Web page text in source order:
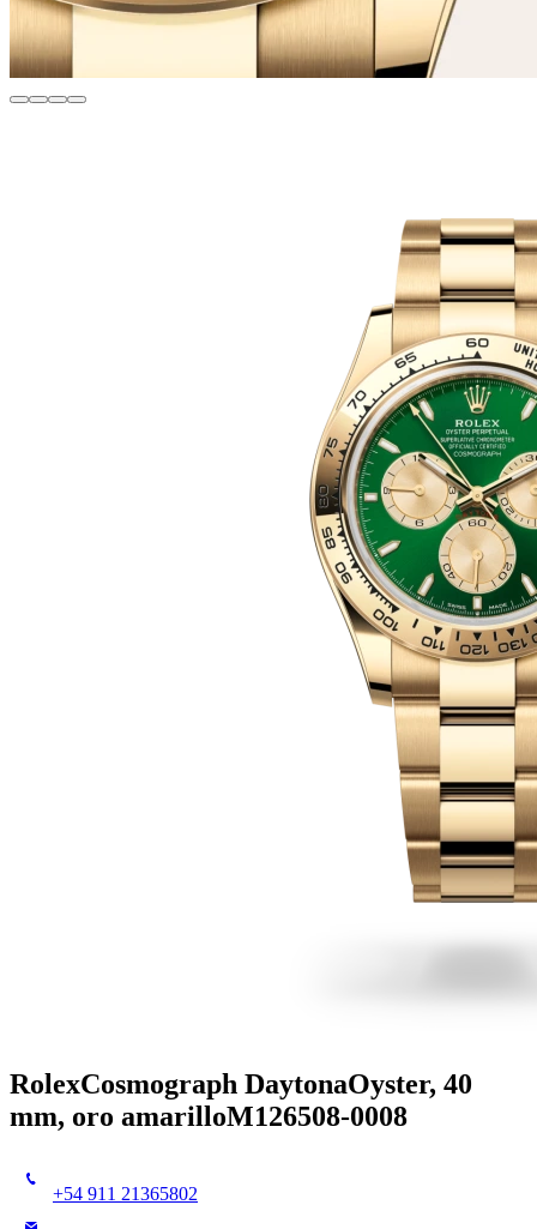
RolexCosmograph DaytonaOyster, 40
mm, oro amarilloM126508-0008
+54 911 21365802